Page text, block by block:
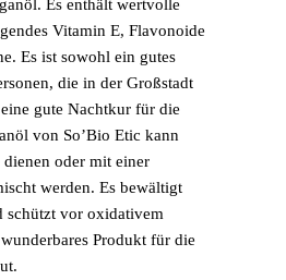
Es enthält wertvolle
Vitamin E, Flavonoide
Es ist sowohl ein gutes
die in der Großstadt
gute Nachtkur für die
von So’Bio Etic kann
dienen oder mit einer
werden. Es bewältigt
schützt vor oxidativem
Produkt für die